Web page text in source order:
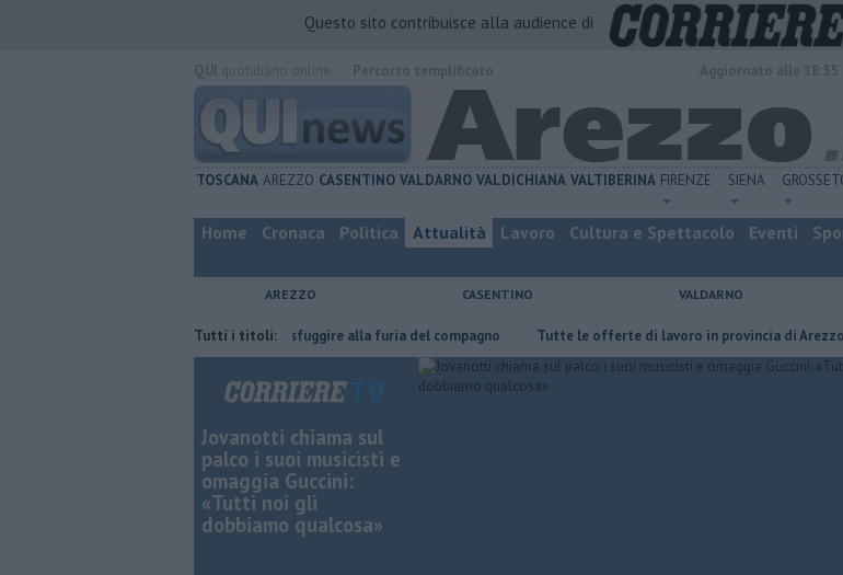
Questo sito contribuisce alla audience di
TOSCANA AREZZO CASENTINO VALDARNO VALDICHIANA VALTIBERINA FIRENZE SIENA
Home Cronaca Politica Attualità Lavoro Cultura e Spettacolo Eventi
AREZZO CASENTINO VALDARNO
Tutti i titoli:
Nascosta in un bar per sfuggire alla furia del compagno ​Tutte le offerte di lavoro in provincia di Arezzo
Jovanotti chiama sul
palco i suoi musicisti e
omaggia Guccini:
«Tutti noi gli
dobbiamo qualcosa»